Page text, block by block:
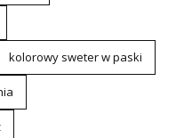
kolorowy sweter w paski